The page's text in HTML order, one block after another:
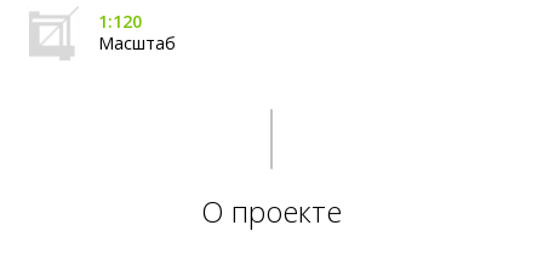
1:120
Масштаб
О проекте